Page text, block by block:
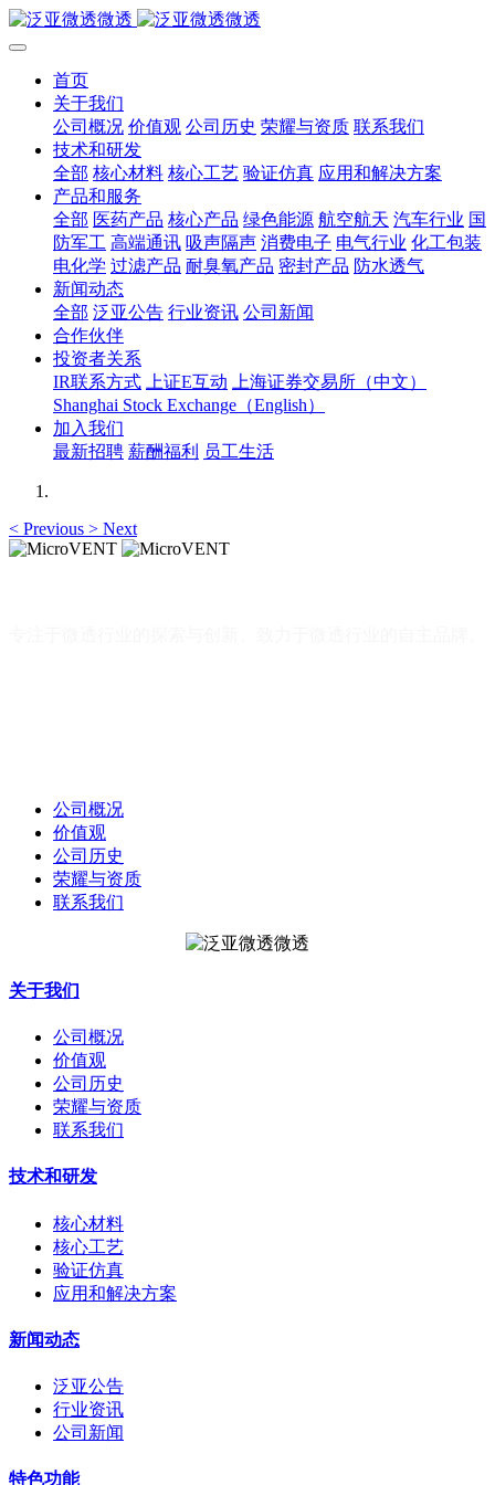
首页
关于我们
公司概况 价值观 公司历史 荣耀与资质 联系我们
技术和研发
全部 核心材料 核心工艺 验证仿真 应用和解决方案
产品和服务
全部 医药产品 核心产品 绿色能源 航空航天 汽车行业 国
防军工 高端通讯 吸声隔声 消费电子 电气行业 化工包装
电化学 过滤产品 耐臭氧产品 密封产品 防水透气
新闻动态
全部 泛亚公告 行业资讯 公司新闻
合作伙伴
投资者关系
IR联系方式
上证E互动
上海证券交易所（中文）
Shanghai Stock Exchange（English）
加入我们
最新招聘 薪酬福利 员工生活
< Previous > Next
公司概况
价值观
公司历史
荣耀与资质
联系我们
关于我们
公司概况
价值观
公司历史
荣耀与资质
联系我们
技术和研发
核心材料
核心工艺
验证仿真
应用和解决方案
新闻动态
泛亚公告
行业资讯
公司新闻
特色功能